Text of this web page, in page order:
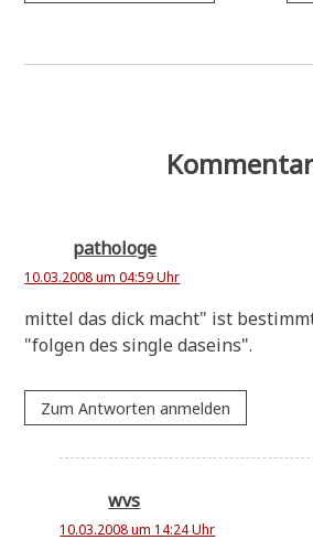
pathologe
10.03.2008 um 04:59 Uhr
mit­tel das dick macht" ist
"fol­gen des sin­gle daseins".
Zum Antworten anmelden
wvs
10.03.2008 um 14:24 Uhr